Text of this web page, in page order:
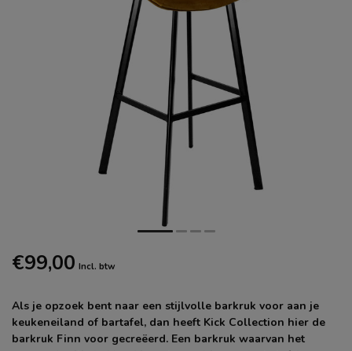
€99,00 Incl. btw
Als je opzoek bent naar een stijlvolle barkruk voor aan je
keukeneiland of bartafel, dan heeft Kick Collection hier de
barkruk Finn voor gecreëerd. Een barkruk waarvan het